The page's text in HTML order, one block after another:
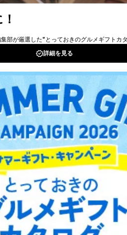
１冊とは？
ジ』から設定することができます。
こちら
て
が運営する日本最大級の雑誌のオン
ジタル雑誌も2,500誌以上。定期購読
、オリジナル特典、デジタル版セット
も充実しています。